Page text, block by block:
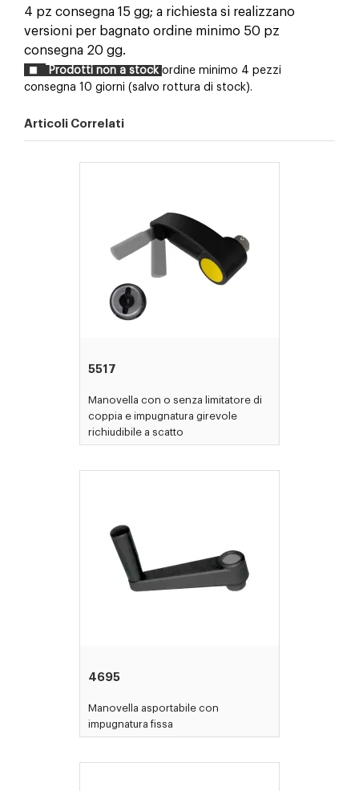
650679 X Y AN 72.5 38.5
650729 X
650789 X Z AN 72.5
650849 X
4 pz consegna 15 gg; a richiesta si realizzano
versioni per bagnato ordine minimo 50 pz
consegna 20 gg.
Prodotti non a stock ordine minimo 4 pezzi
consegna 10 giorni (salvo rottura di stock).
Articoli Correlati
5517
Manovella con o senza limitatore di
coppia e impugnatura girevole
richiudibile a scatto
4695
Manovella asportabile con
impugnatura fissa